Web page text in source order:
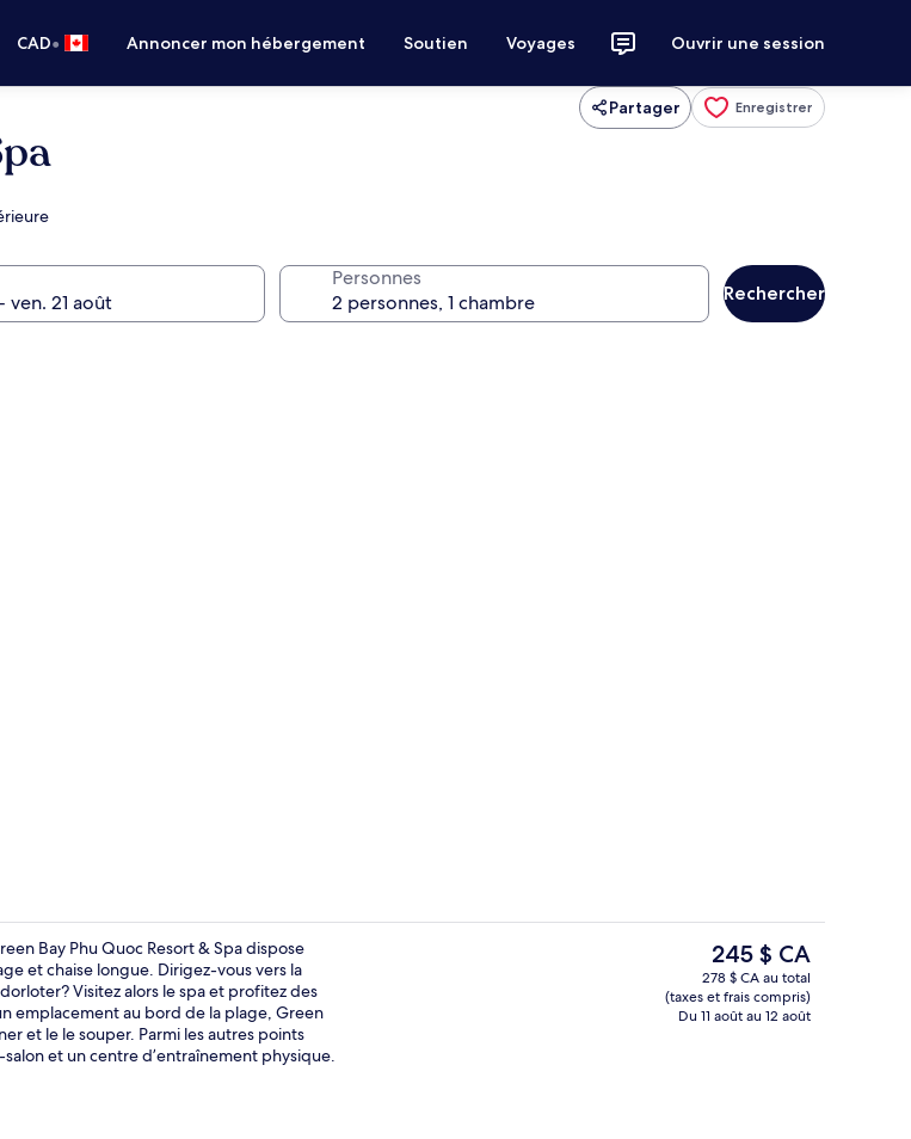
CAD• Annoncer mon hébergement Soutien Voyages Ouvrir une session
Partager Enregistrer
Personnes
Rechercher
Dîner et souper servis sur place Terrasse/patio
Bay Phu Quoc Resort & Spa dispose
et chaise longue. Dirigez-vous vers la
Visitez alors le spa et profitez des
emplacement au bord de la plage, Green
et le le souper. Parmi les autres points
et un centre d’entraînement physique.
Le
prix
actuel
est
245 $ CA
278 $ CA au total
(taxes et frais compris)
Du 11 août au 12 août